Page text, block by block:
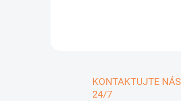
KONTAKTUJTE NÁS
24/7